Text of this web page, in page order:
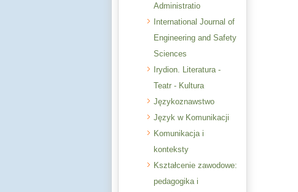
Administratio
International Journal of
Engineering and Safety
Sciences
Irydion. Literatura -
Teatr - Kultura
Językoznawstwo
Język w Komunikacji
Komunikacja i
konteksty
Kształcenie zawodowe:
pedagogika i